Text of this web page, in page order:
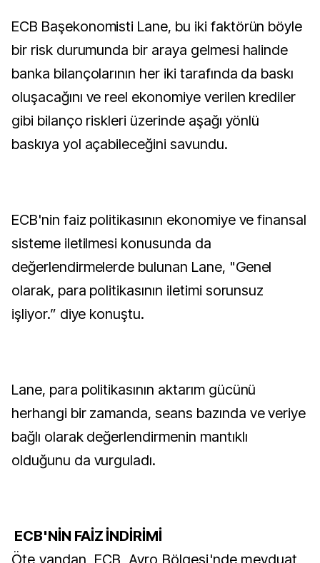
ECB Başekonomisti Lane, bu iki faktörün böyle
bir risk durumunda bir araya gelmesi halinde
banka bilançolarının her iki tarafında da baskı
oluşacağını ve reel ekonomiye verilen krediler
gibi bilanço riskleri üzerinde aşağı yönlü
baskıya yol açabileceğini savundu.
ECB'nin faiz politikasının ekonomiye ve finansal
sisteme iletilmesi konusunda da
değerlendirmelerde bulunan Lane, "Genel
olarak, para politikasının iletimi sorunsuz
işliyor.” diye konuştu.
Lane, para politikasının aktarım gücünü
herhangi bir zamanda, seans bazında ve veriye
bağlı olarak değerlendirmenin mantıklı
olduğunu da vurguladı.
ECB'NİN FAİZ İNDİRİMİ
Öte yandan, ECB, Avro Bölgesi'nde mevduat